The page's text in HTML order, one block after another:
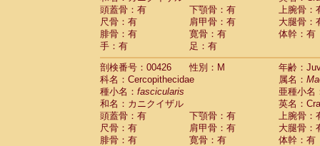
頭蓋骨：有
下顎骨：有
上腕骨：
尺骨：有
肩甲骨：有
大腿骨：
腓骨：有
寛骨：有
体幹：有
手：有
足：有
剖検番号：00426
性別：M
年齢：
科名：Cercopithecidae
属名：
種小名： fascicularis
亜種小名
和名：カニクイザル
英名：
頭蓋骨：有
下顎骨：有
上腕骨：
尺骨：有
肩甲骨：有
大腿骨：
腓骨：有
寛骨：有
体幹：有